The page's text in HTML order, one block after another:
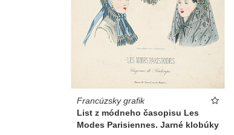
Francúzsky grafik
List z módneho časopisu Les
Modes Parisiennes. Jarné klobúky